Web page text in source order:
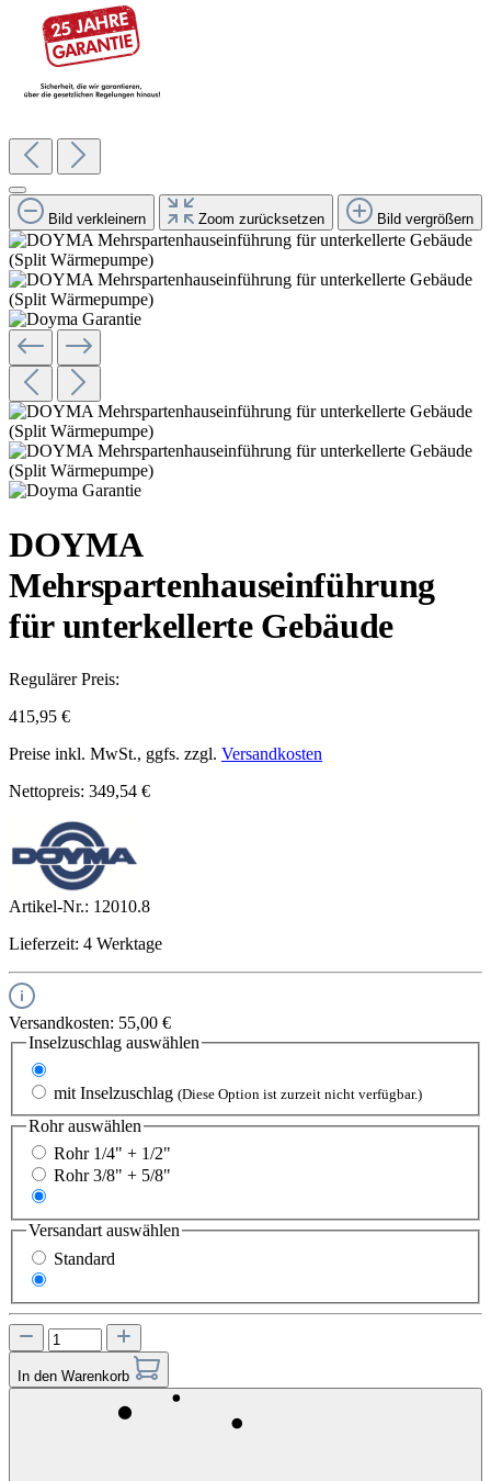
Bild verkleinern Zoom zurücksetzen Bild vergrößern
DOYMA
Mehrspartenhauseinführung
für unterkellerte Gebäude
Regulärer Preis:
415,95 €
Preise inkl. MwSt., ggfs. zzgl. Versandkosten
Nettopreis: 349,54 €
Artikel-Nr.: 12010.8
Lieferzeit: 4 Werktage
Versandkosten: 55,00 €
Inselzuschlag auswählen
mit Inselzuschlag (Diese Option ist zurzeit nicht verfügbar.)
Rohrauswählen
Rohr 1/4" + 1/2"
Rohr 3/8" + 5/8"
Versandart auswählen
Standard
In den Warenkorb